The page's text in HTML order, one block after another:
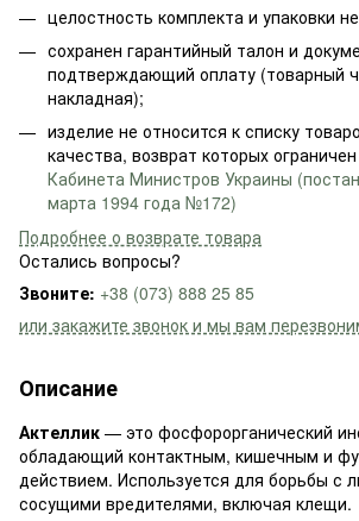
целостность комплекта и упаковки
сохранен гарантийный талон и
подтверждающий оплату (товарный
накладная);
изделие не относится к списку
качества, возврат которых ограничен
Кабинета Министров Украины
марта 1994 года №172)
Подробнее о возврате товара
Остались вопросы?
Звоните: +38 (073) 888 25 85
или закажите звонок и мы вам
Описание
Актеллик — это фосфорорганический
обладающий контактным, кишечным и
действием. Используется для борьбы с
сосущими вредителями, включая клещи.